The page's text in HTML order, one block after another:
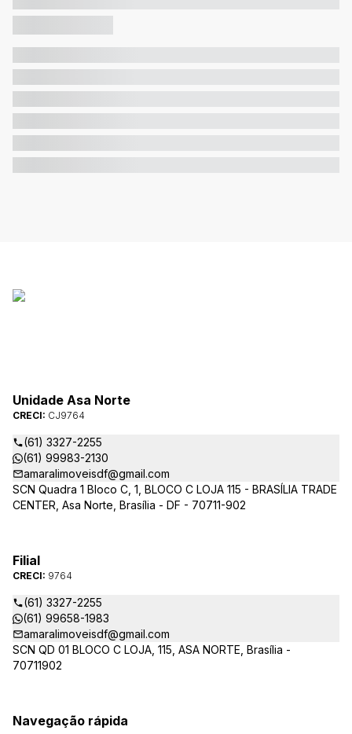
Unidade Asa Norte
CRECI: CJ9764
(61) 3327-2255
(61) 99983-2130
amaralimoveisdf@gmail.com
SCN Quadra 1 Bloco C, 1, BLOCO C LOJA 115 - BRASÍLIA TRADE
CENTER, Asa Norte, Brasília - DF - 70711-902
Filial
CRECI: 9764
(61) 3327-2255
(61) 99658-1983
amaralimoveisdf@gmail.com
SCN QD 01 BLOCO C LOJA, 115, ASA NORTE, Brasília -
70711902
Navegação rápida